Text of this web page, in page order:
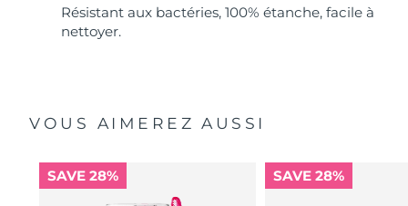
Résistant aux bactéries, 100% étanche, facile à
nettoyer.
VOUS AIMEREZ AUSSI
SAVE 28% SAVE 28%